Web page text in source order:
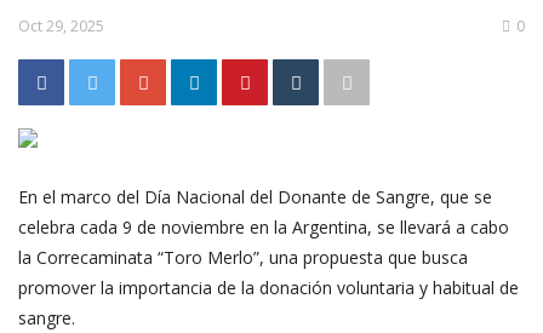
Oct 29, 2025 0
En el marco del Día Nacional del Donante de Sangre, que se
celebra cada 9 de noviembre en la Argentina, se llevará a cabo
la Correcaminata “Toro Merlo”, una propuesta que busca
promover la importancia de la donación voluntaria y habitual de
sangre.